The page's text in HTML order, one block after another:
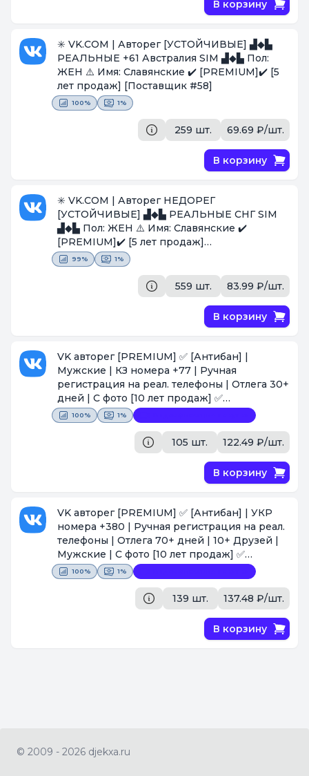
В корзину
✳️​ VK.COM | Авторег [УСТОЙЧИВЫЕ] ▟︎◆︎▙︎
РЕАЛЬНЫЕ +61 Австралия SIM ▟︎◆︎▙︎ Пол:
ЖЕН ⚠️ Имя: Славянские ✔️ [PREMIUM]✔️ [5
лет продаж] [Поставщик #58]
100% 1%
259 шт. 69.69 ₽/шт.
В корзину
✳️​ VK.COM | Авторег НЕДОРЕГ
[УСТОЙЧИВЫЕ] ▟︎◆︎▙︎ РЕАЛЬНЫЕ СНГ SIM
▟︎◆︎▙︎ Пол: ЖЕН ⚠️ Имя: Славянские ✔️
[PREMIUM]✔️ [5 лет продаж]
[Поставщик #58]
99% 1%
559 шт. 83.99 ₽/шт.
В корзину
VK авторег [PREMIUM] ✅ [Антибан] |
Мужские | КЗ номера +77 | Ручная
регистрация на реал. телефоны | Отлега 30+
дней | С фото [10 лет продаж] ✅
[Поставщик #231]
100% 1%
105 шт. 122.49 ₽/шт.
В корзину
VK авторег [PREMIUM] ✅ [Антибан] | УКР
номера +380 | Ручная регистрация на реал.
телефоны | Отлега 70+ дней | 10+ Друзей |
Мужские | С фото [10 лет продаж] ✅
[Поставщик #231]
100% 1%
139 шт. 137.48 ₽/шт.
В корзину
© 2009 - 2026 djekxa.ru